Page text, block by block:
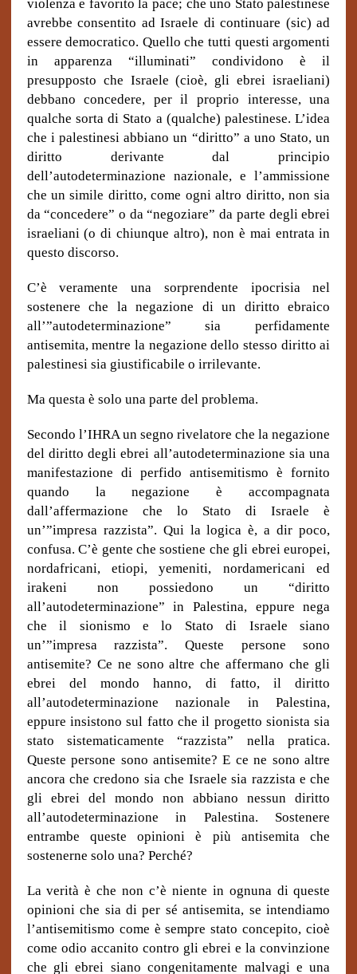
violenza e favorito la pace; che uno Stato palestinese
avrebbe consentito ad Israele di continuare (sic) ad
essere democratico. Quello che tutti questi argomenti
in apparenza “illuminati” condividono è il
presupposto che Israele (cioè, gli ebrei israeliani)
debbano concedere, per il proprio interesse, una
qualche sorta di Stato a (qualche) palestinese. L’idea
che i palestinesi abbiano un “diritto” a uno Stato, un
diritto derivante dal principio
dell’autodeterminazione nazionale, e l’ammissione
che un simile diritto, come ogni altro diritto, non sia
da “concedere” o da “negoziare” da parte degli ebrei
israeliani (o di chiunque altro), non è mai entrata in
questo discorso.
C’è veramente una sorprendente ipocrisia nel
sostenere che la negazione di un diritto ebraico
all’”autodeterminazione” sia perfidamente
antisemita, mentre la negazione dello stesso diritto ai
palestinesi sia giustificabile o irrilevante.
Ma questa è solo una parte del problema.
Secondo l’IHRA un segno rivelatore che la negazione
del diritto degli ebrei all’autodeterminazione sia una
manifestazione di perfido antisemitismo è fornito
quando la negazione è accompagnata
dall’affermazione che lo Stato di Israele è
un’”impresa razzista”. Qui la logica è, a dir poco,
confusa. C’è gente che sostiene che gli ebrei europei,
nordafricani, etiopi, yemeniti, nordamericani ed
irakeni non possiedono un “diritto
all’autodeterminazione” in Palestina, eppure nega
che il sionismo e lo Stato di Israele siano
un’”impresa razzista”. Queste persone sono
antisemite? Ce ne sono altre che affermano che gli
ebrei del mondo hanno, di fatto, il diritto
all’autodeterminazione nazionale in Palestina,
eppure insistono sul fatto che il progetto sionista sia
stato sistematicamente “razzista” nella pratica.
Queste persone sono antisemite? E ce ne sono altre
ancora che credono sia che Israele sia razzista e che
gli ebrei del mondo non abbiano nessun diritto
all’autodeterminazione in Palestina. Sostenere
entrambe queste opinioni è più antisemita che
sostenerne solo una? Perché?
La verità è che non c’è niente in ognuna di queste
opinioni che sia di per sé antisemita, se intendiamo
l’antisemitismo come è sempre stato concepito, cioè
come odio accanito contro gli ebrei e la convinzione
che gli ebrei siano congenitamente malvagi e una